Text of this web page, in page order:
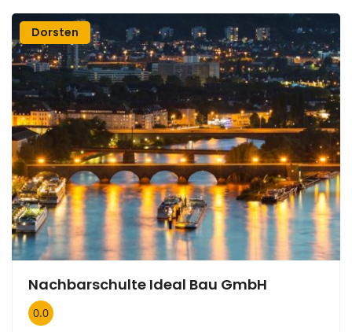
Dorsten
Nachbarschulte Ideal Bau GmbH
0.0